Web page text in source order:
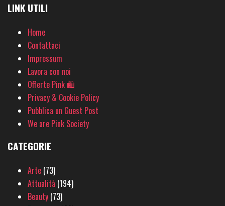
LINK UTILI
Home
Contattaci
Impressum
Lavora con noi
Offerte Pink 🛍
Privacy & Cookie Policy
Pubblica un Guest Post
We are Pink Society
CATEGORIE
Arte (73)
Attualità (194)
Beauty (73)